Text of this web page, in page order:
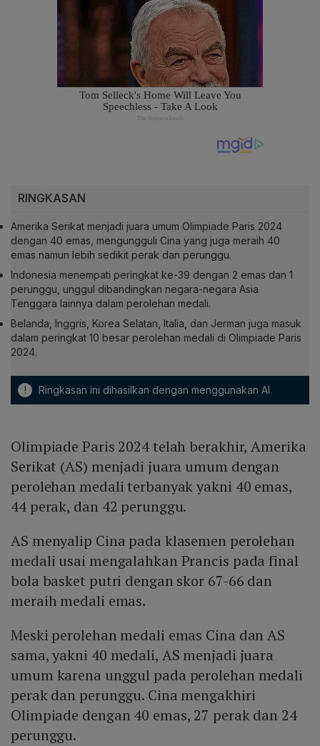
RINGKASAN
Amerika Serikat menjadi juara umum Olimpiade Paris 2024
dengan 40 emas, mengungguli Cina yang juga meraih 40
emas namun lebih sedikit perak dan perunggu.
Indonesia menempati peringkat ke-39 dengan 2 emas dan 1
perunggu, unggul dibandingkan negara-negara Asia
Tenggara lainnya dalam perolehan medali.
Belanda, Inggris, Korea Selatan, Italia, dan Jerman juga masuk
dalam peringkat 10 besar perolehan medali di Olimpiade Paris
2024.
! Ringkasan ini dihasilkan dengan menggunakan AI
Olimpiade Paris 2024 telah berakhir, Amerika
Serikat (AS) menjadi juara umum dengan
perolehan medali terbanyak yakni 40 emas,
44 perak, dan 42 perunggu.
AS menyalip Cina pada klasemen perolehan
medali usai mengalahkan Prancis pada final
bola basket putri dengan skor 67-66 dan
meraih medali emas.
Meski perolehan medali emas Cina dan AS
sama, yakni 40 medali, AS menjadi juara
umum karena unggul pada perolehan medali
perak dan perunggu. Cina mengakhiri
Olimpiade dengan 40 emas, 27 perak dan 24
perunggu.